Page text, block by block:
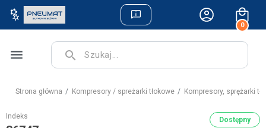
0
menu search
Strona główna Kompresory / spreżarki tłokowe Kompresory, sprężarki
Indeks Dostępny